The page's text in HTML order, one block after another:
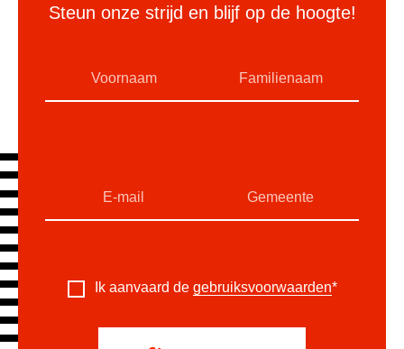
Steun onze strijd en blijf op de hoogte!
Ik aanvaard de gebruiksvoorwaarden*